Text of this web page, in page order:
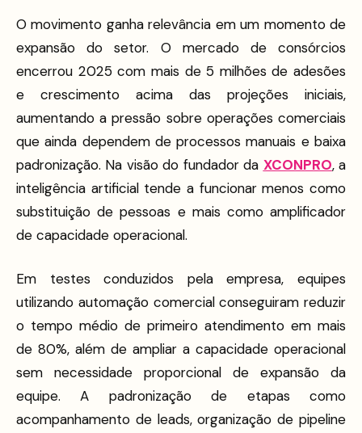
O movimento ganha relevância em um momento de
expansão do setor. O mercado de consórcios
encerrou 2025 com mais de 5 milhões de adesões
e crescimento acima das projeções iniciais,
aumentando a pressão sobre operações comerciais
que ainda dependem de processos manuais e baixa
padronização. Na visão do fundador da XCONPRO, a
inteligência artificial tende a funcionar menos como
substituição de pessoas e mais como amplificador
de capacidade operacional.
Em testes conduzidos pela empresa, equipes
utilizando automação comercial conseguiram reduzir
o tempo médio de primeiro atendimento em mais
de 80%, além de ampliar a capacidade operacional
sem necessidade proporcional de expansão da
equipe. A padronização de etapas como
acompanhamento de leads, organização de pipeline